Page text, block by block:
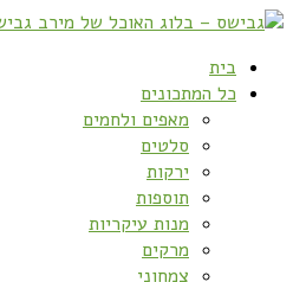
בית
כל המתכונים
מאפים ולחמים
סלטים
ירקות
תוספות
מנות עיקריות
מרקים
צמחוני